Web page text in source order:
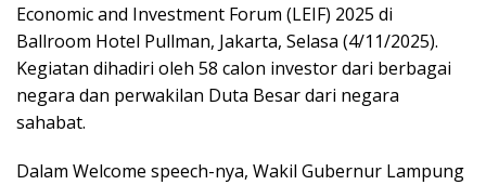
Economic and Investment Forum (LEIF) 2025 di
Ballroom Hotel Pullman, Jakarta, Selasa (4/11/2025).
Kegiatan dihadiri oleh 58 calon investor dari berbagai
negara dan perwakilan Duta Besar dari negara
sahabat.
Dalam Welcome speech-nya, Wakil Gubernur Lampung